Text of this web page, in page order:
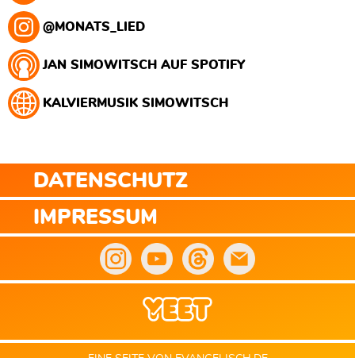
@MONATS_LIED
JAN SIMOWITSCH AUF SPOTIFY
KALVIERMUSIK SIMOWITSCH
DATENSCHUTZ
IMPRESSUM